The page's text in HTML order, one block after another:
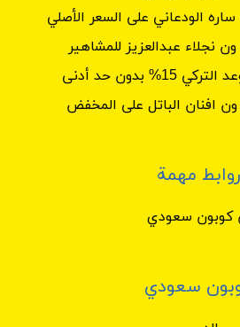
الودعاني على السعر الأصلي
نجلاء عبدالعزيز للمشاهير
بدون حد أدنى
افنان الباتل على المخفض
روابط مهمة
كوبون سعودي
سعودي